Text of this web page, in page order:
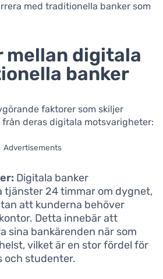
med traditionella banker som
mellan digitala
banker
faktorer som skiljer
från deras digitala motsvarigheter:
Advertisements
Digitala banker
tjänster 24 timmar om dygnet,
att kunderna behöver
Detta innebär att
sina bankärenden när som
vilket är en stor fördel för
och studenter.